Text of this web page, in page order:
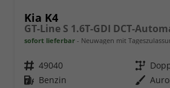
Kia K4
sofort lieferbar Neuwagen mit
Fahrzeugnr. 49040 Getriebe
Kraftstoff Benzin Außenfarbe